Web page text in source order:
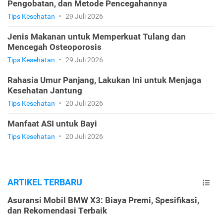
Pengobatan, dan Metode Pencegahannya
Tips Kesehatan • 29 Juli 2026
Jenis Makanan untuk Memperkuat Tulang dan
Mencegah Osteoporosis
Tips Kesehatan • 29 Juli 2026
Rahasia Umur Panjang, Lakukan Ini untuk Menjaga
Kesehatan Jantung
Tips Kesehatan • 20 Juli 2026
Manfaat ASI untuk Bayi
Tips Kesehatan • 20 Juli 2026
ARTIKEL TERBARU
Asuransi Mobil BMW X3: Biaya Premi, Spesifikasi,
dan Rekomendasi Terbaik